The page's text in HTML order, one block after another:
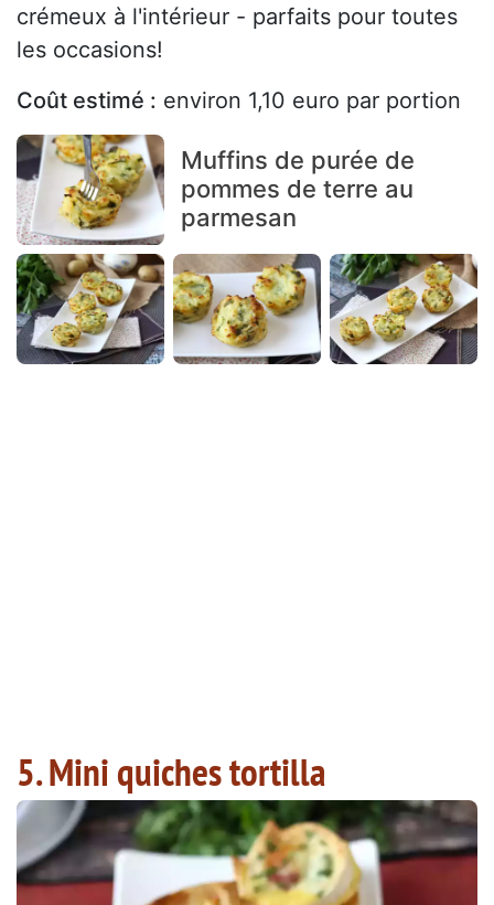
crémeux à l'intérieur - parfaits pour toutes
les occasions!
Coût estimé : environ 1,10 euro par portion
Muffins de purée de
pommes de terre au
parmesan
5. Mini quiches tortilla